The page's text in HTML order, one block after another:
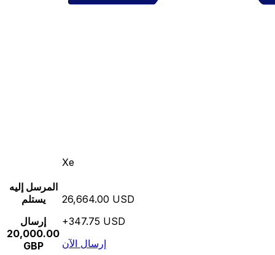
Xe
المرسل إليه
يستلم
إرسال
20,000.00
GBP
26,664.00 USD
+347.75 USD
إرسال الآن